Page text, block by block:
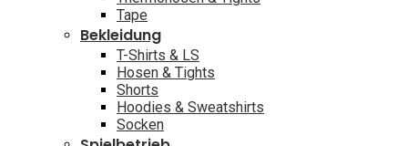
Tape
Bekleidung
T-Shirts & LS
Hosen & Tights
Shorts
Hoodies & Sweatshirts
Socken